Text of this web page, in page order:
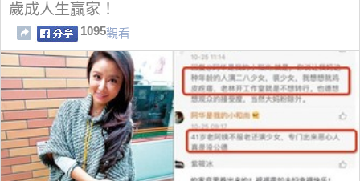
歲成人生贏家！
1095觀看